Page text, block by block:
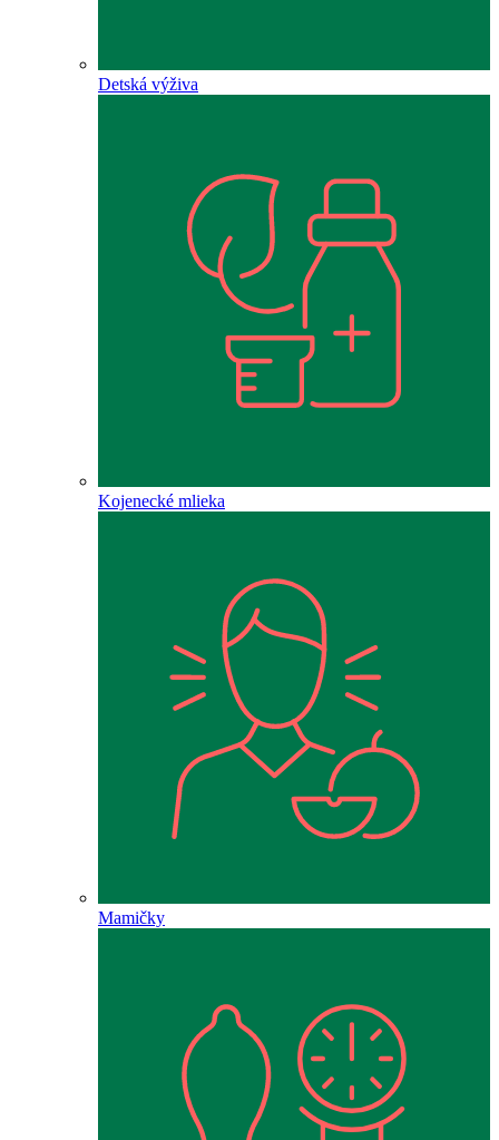
Detská výživa
Kojenecké mlieka
Mamičky